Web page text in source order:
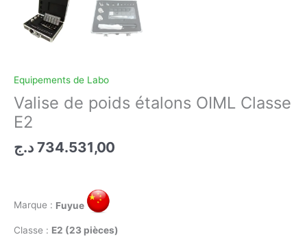
Equipements de Labo
Valise de poids étalons OIML Classe
E2
734.531,00 د.ج
Marque : Fuyue
Classe : E2 (23 pièces)